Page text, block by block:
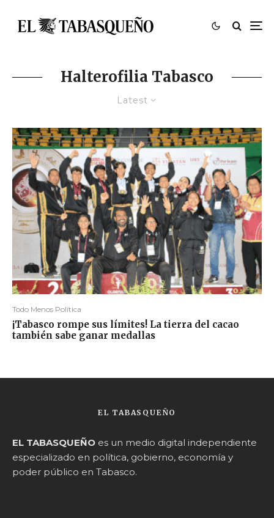
Halterofilia Tabasco
Latest
Todo Menos Política
¡Tabasco rompe sus límites! La tierra del cacao
también sabe ganar medallas
EL TABASQUEÑO
EL TABASQUEÑO es un medio digital independiente
especializado en política, gobierno, economía y
poder público en Tabasco.